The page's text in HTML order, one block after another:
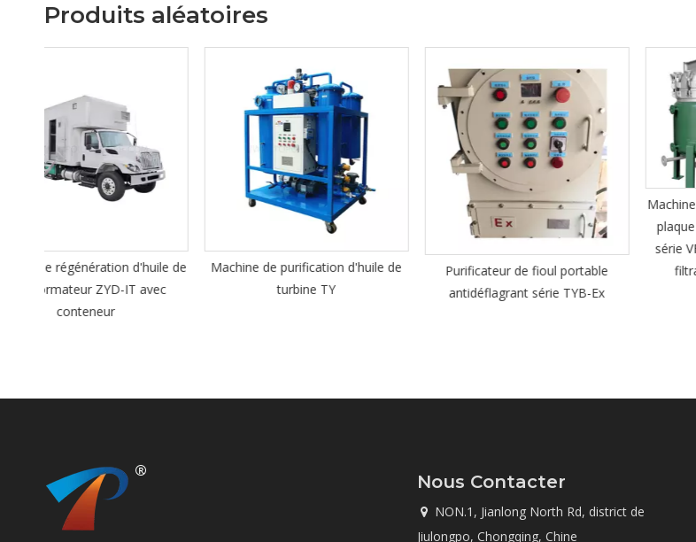
Produits aléatoires
Machine de purification d'huile de
turbine TY
Purificateur de fioul portable
antidéflagrant série TYB-Ex
Machine de filtrage de précision de
plaque de papier horizontale de
série VFD-II/filtre de machine de
filtrage d'acier inoxydable
Nous Contacter

NON.1, Jianlong North Rd, district de
Jiulongpo, Chongqing, Chine